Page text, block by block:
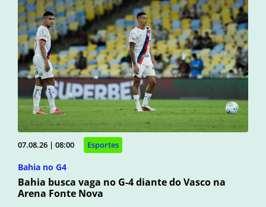
07.08.26 | 08:00 Esportes
Bahia no G4
Bahia busca vaga no G-4 diante do Vasco na
Arena Fonte Nova